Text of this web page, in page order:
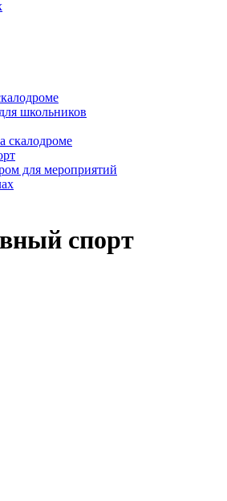
школьников
скалодроме
для мероприятий
спорт